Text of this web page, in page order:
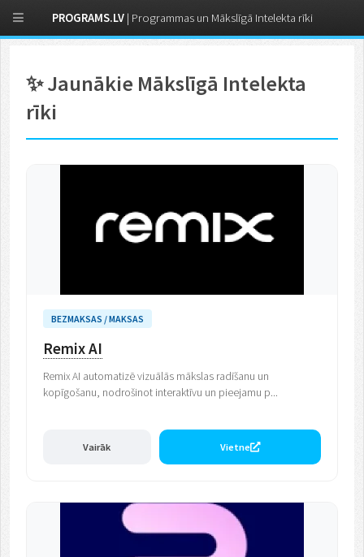
✨ Jaunākie Mākslīgā Intelekta
rīki
BEZMAKSAS / MAKSAS
Remix AI
Remix AI automatizē vizuālās mākslas radīšanu un
kopīgošanu, nodrošinot interaktīvu un pieejamu p...
Vairāk Vietne
PROGRAMS.LV | Programmas un Mākslīgā Intelekta rīki